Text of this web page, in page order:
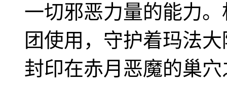
一切邪恶力量的能力
团使用，守护着玛法
封印在赤月恶魔的巢